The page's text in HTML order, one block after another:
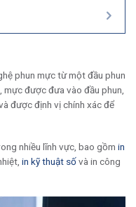
phun mực từ một đầu phun
mực được đưa vào đầu phun,
được định vị chính xác để
nhiều lĩnh vực, bao gồm in
in kỹ thuật sốvà in công